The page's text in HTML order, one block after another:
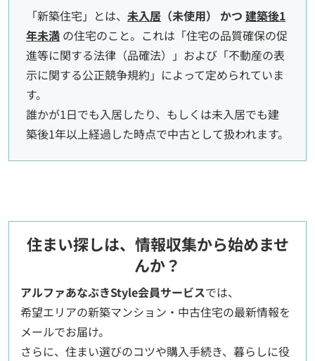
「新築住宅」とは、 未入居 （未使用） かつ 建築後1
年未満 の住宅のこと。これは「住宅の品質確保の促
進等に関する法律（品確法）」および「不動産の表
示に関する公正競争規約」によって定められていま
す。
誰かが1日でも入居したり、もしくは未入居でも建
築後1年以上経過した時点で中古として扱われます。
住まい探しは、情報収集から始めませ
んか？
アルファあなぶきStyle会員サービスでは、
希望エリアの新築マンション・中古住宅の最新情報を
メールでお届け。
さらに、住まい選びのコツや購入手続き、暮らしに役